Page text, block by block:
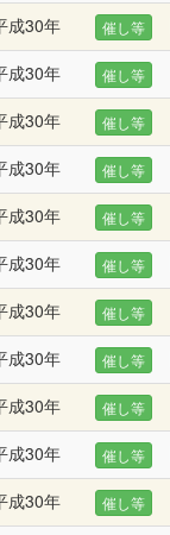
成30年
催し等
成30年
催し等
成30年
催し等
成30年
催し等
成30年
催し等
成30年
催し等
成30年
催し等
成30年
催し等
成30年
催し等
成30年
催し等
成30年
催し等